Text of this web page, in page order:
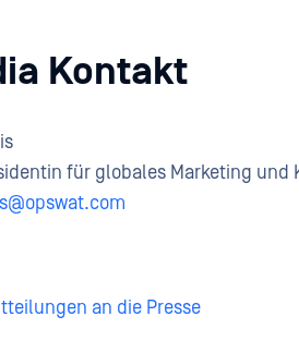
Kontakt
für globales Marketing und
an die Presse